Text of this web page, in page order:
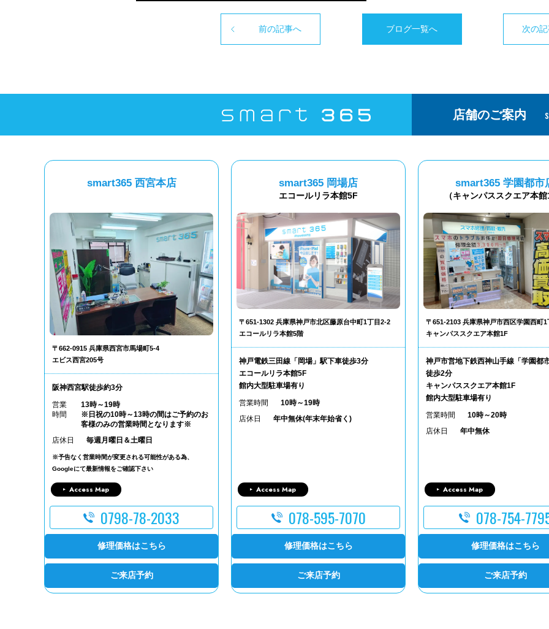
前の記事へ ブログ一覧へ 次の
店舗のご案内
smart365 西宮本店
〒662-0915 兵庫県西宮市馬場町5-4
エビス西宮205号
阪神西宮駅徒歩約3分
営業
時間
13時～19時
※日祝の10時～13時の間はご予約のお
客様のみの営業時間となります※
店休日
毎週月曜日＆土曜日
※予告なく営業時間が変更される可能性がある為、
Googleにて最新情報をご確認下さい
Access Map
0798-78-2033
修理価格はこちら
ご来店予約
smart365 岡場店
エコールリラ本館5F
〒651-1302 兵庫県神戸市北区藤原台中町1丁目2-2
エコールリラ本館5階
神戸電鉄三田線「岡場」駅下車徒歩3分
エコールリラ本館5F
館内大型駐車場有り
営業時間
10時～19時
店休日
年中無休(年末年始省く)
Access Map
078-595-7070
修理価格はこちら
ご来店予約
smart365 学園都市
（キャンパススクエア本
〒651-2103 兵庫県神戸市西区学園西町1
キャンパススクエア本館1F
神戸市営地下鉄西神山手線「学園都
徒歩2分
キャンパススクエア本館1F
館内大型駐車場有り
営業時間
10時～20時
店休日
年中無休
Access Map
078-754-
修理価格はこちら
ご来店予約